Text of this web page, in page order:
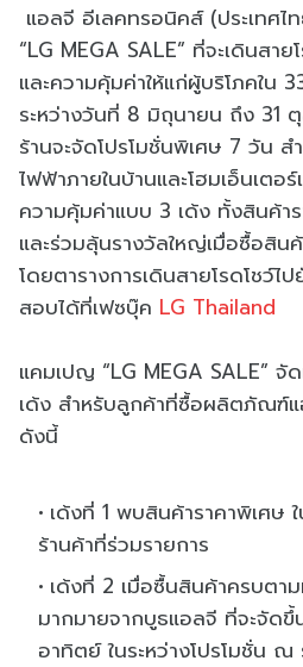
แอลจี อีเลคทรอนิคส์ (ประเทศ
“LG MEGA SALE” ที่จะเดินสา
และความคุ้มค่าให้แก่ผู้บริโภคใน
ระหว่างวันที่ 8 มิถุนายน ถึง 31
ร้านจะจัดโปรโมชั่นพิเศษ 7 วัน
ไฟฟ้าภายในบ้านและโฮมเอ็นเตอ
ความคุ้มค่าแบบ 3 เด้ง ทั้งสินค้
และร่วมลุ้นรางวัลใหญ่เมื่อซื้อสิ
โดยตารางการเดินสายโรดโชว์
สอบได้ที่เฟซบุ๊ค LG Thailand
แคมเปญ “LG MEGA SALE” จั
เด้ง สำหรับลูกค้าที่ซื้อผลิตภัณฑ์แ
ดังนี้
เด้งที่ 1 พบสินค้าราคาพิเศษ
ร้านค้าที่ร่วมรายการ
เด้งที่ 2 เมื่อซื้นสินค้าครบตา
มากมายจากบูธแอลจี ที่จะจัดขึ้
อาทิตย์ ในระหว่างโปรโมชั่น ณ